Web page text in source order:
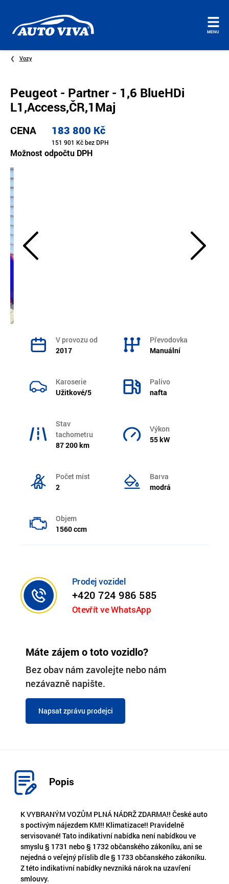
Úvodní
MENU
Vozy
Peugeot - Partner - 1,6 BlueHDi
L1,Access,ČR,1Maj
CENA 183 800 Kč
151 901 Kč bez DPH
Možnost odpočtu DPH
V provozu od
2017
Převodovka
Manuální
Karoserie
Užitkové/5
Palivo
nafta
Stav
tachometru
87 200 km
Výkon
55 kW
Počet míst
2
Barva
modrá
Objem
1560 ccm
Prodej vozidel
+420 724 986 585
Otevřít ve WhatsApp
Máte zájem o toto vozidlo?
Bez obav nám zavolejte nebo nám
nezávazně napište.
Napsat zprávu prodejci
Popis
K VYBRANÝM VOZŮM PLNÁ NÁDRŽ ZDARMA!! České auto
s poctivým nájezdem KM!! Klimatizace!! Pravidelně
servisované! Tato indikativní nabídka není nabídkou ve
smyslu § 1731 nebo § 1732 občanského zákoníku, ani se
nejedná o veřejný příslib dle § 1733 občanského zákoníku.
Z této indikativní nabídky nevzniká nárok na uzavření
smlouvy.